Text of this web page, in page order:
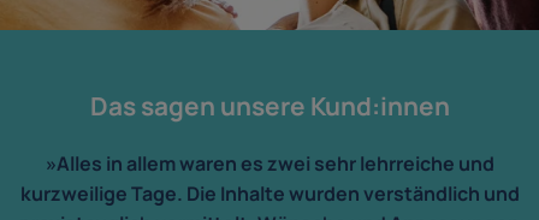
Das sagen unsere Kund:innen
»Alles in allem waren es zwei sehr lehrreiche und
kurzweilige Tage. Die Inhalte wurden verständlich und